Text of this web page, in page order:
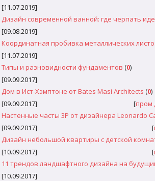
[11.07.2019]
Дизайн современной ванной: где черпать
[09.08.2019]
Координатная пробивка металлических
[11.07.2019]
Типы и разновидности фундаментов (0)
[09.09.2017]
Дом в Ист-Хэмптоне от Bates Masi Architects (0)
[09.09.2017]
[пром
Настенные часты 3P от дизайнера Leonardo
[09.09.2017]
[
Дизайн небольшой квартиры с детской
[10.09.2017]
[
11 трендов ландшафтного дизайна на
[10.09.2017]